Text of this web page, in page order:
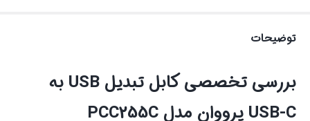
توضیحات
بررسی تخصصی کابل تبدیل USB به
USB-C پرووان مدل PCC255C